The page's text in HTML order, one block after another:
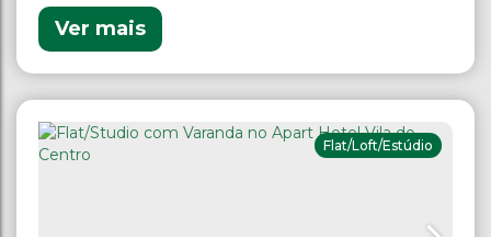
Ver mais
Flat/Loft/Estúdio